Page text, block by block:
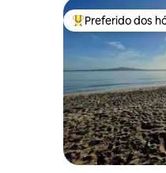
Entre os
Preferido dos